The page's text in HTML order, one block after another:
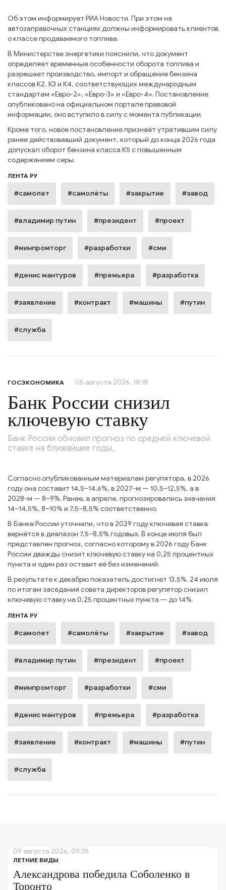
Об этом информирует РИА Новости. При этом на
автозаправочных станциях должны информировать клиентов
о классе продаваемого топлива.
В Министерстве энергетики пояснили, что документ
определяет временные особенности оборота топлива и
разрешает производство, импорт и обращение бензина
классов К2, К3 и К4, соответствующих международным
стандартам «Евро-2», «Евро-3» и «Евро-4». Постановление
опубликовано на официальном портале правовой
информации, оно вступило в силу с момента публикации.
Кроме того, новое постановление признаёт утратившим силу
ранее действовавший документ, который до конца 2026 года
допускал оборот бензина класса К5 с повышенным
содержанием серы.
ЛЕНТА РУ
#самолет #самолёты #закрытие #завод
#владимир путин #президент #проект
#минпромторг #разработки #сми
#денис мантуров #премьера #разработка
#заявление #контракт #машины #путин
#служба
ГОСЭКОНОМИКА 05 августа 2026, 18:18
Банк России снизил
ключевую ставку
Банк России обновил прогноз по средней ключевой
ставке на ближайшие годы.
Согласно опубликованным материалам регулятора, в 2026
году она составит 14,5–14,6%, в 2027-м — 10,5–12,5%, а в
2028-м — 8–9%. Ранее, в апреле, прогнозировались значения
14–14,5%, 8–10% и 7,5–8,5% соответственно.
В Банке России уточнили, что в 2029 году ключевая ставка
вернётся в диапазон 7,5–8,5% годовых. В конце июля был
представлен прогноз, согласно которому в 2026 году Банк
России дважды снизит ключевую ставку на 0,25 процентных
пункта и один раз оставит её без изменений.
В результате к декабрю показатель достигнет 13,5%. 24 июля
по итогам заседания совета директоров регулятор снизил
ключевую ставку на 0,25 процентных пункта — до 14%.
ЛЕНТА РУ
#самолет #самолёты #закрытие #завод
#владимир путин #президент #проект
#минпромторг #разработки #сми
#денис мантуров #премьера #разработка
#заявление #контракт #машины #путин
#служба
ЛЕТНИЕ ВИДЫ
Александрова победила Соболенко в
Торонто
09 августа 2026, 09:35